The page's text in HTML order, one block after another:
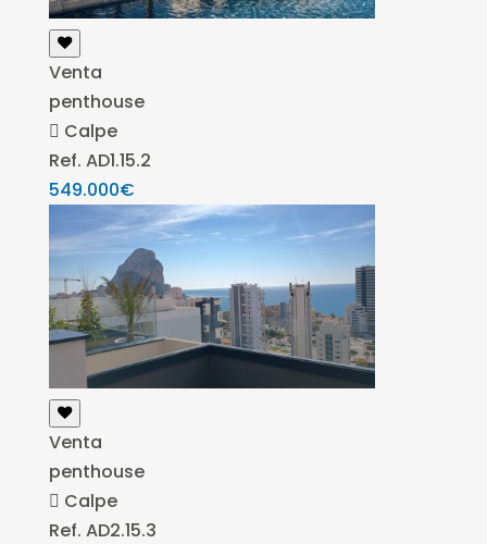
Venta
penthouse
Calpe
Ref. AD1.15.2
549.000€
Venta
penthouse
Calpe
Ref. AD2.15.3